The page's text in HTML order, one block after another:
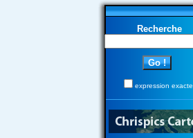
Recherche
expression exacte